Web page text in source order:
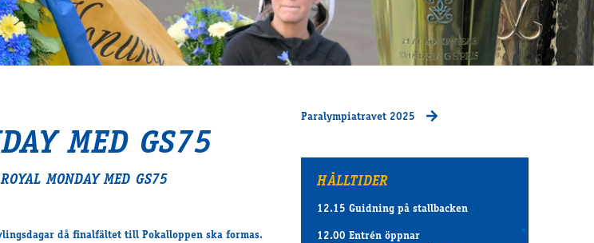
MED GS75
MONDAY MED GS75
då finalfältet till Pokalloppen ska formas.
Paralympiatravet 2025
HÅLLTIDER
12.15 Guidning på stallbacken
12.00 Entrén öppnar